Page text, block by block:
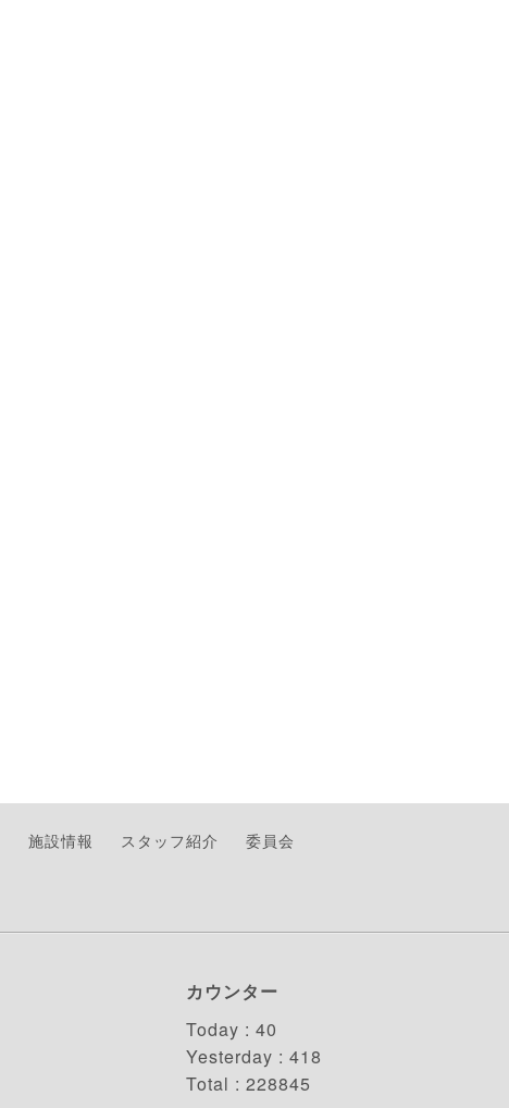
施設情報 スタッフ紹介
委員会
カウンター
Today : 40
Yesterday : 418
Total : 228845